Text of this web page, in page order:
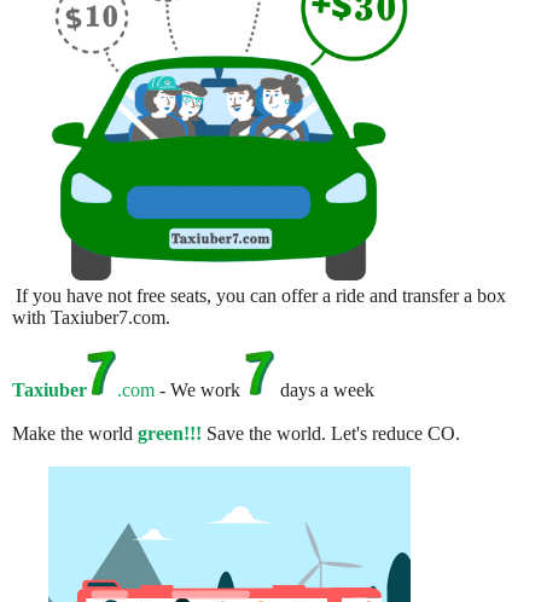
If you have not free seats, you can offer a ride and transfer a box
with Taxiuber7.com.
Taxiuber .com - We work days a week
Make the world green!!! Save the world. Let's reduce CO.